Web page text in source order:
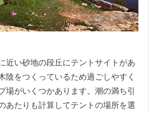
近い砂地の段丘にテントサイトがあ
陰をつくっているため過ごしやすく
場がいくつかあります。潮の満ち引
あたりも計算してテントの場所を選